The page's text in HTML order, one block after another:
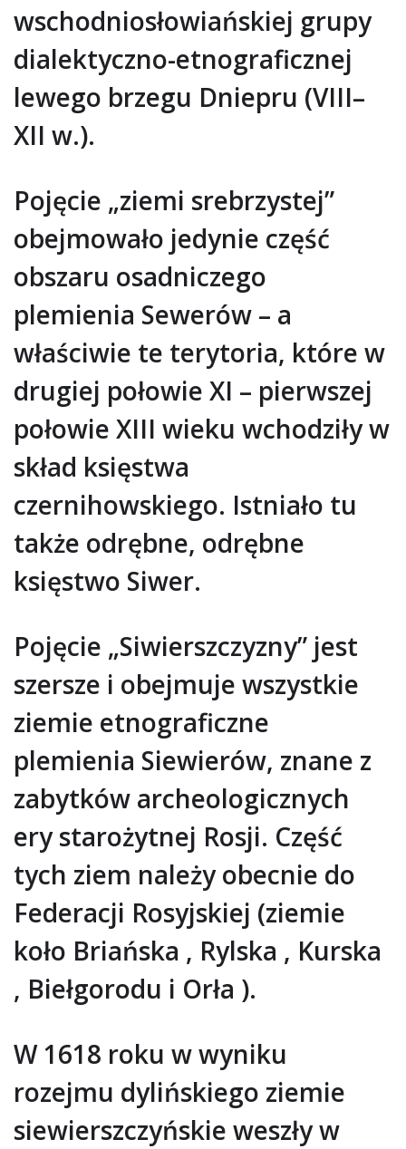
wschodniosłowiańskiej grupy
dialektyczno-etnograficznej
lewego brzegu Dniepru (VIII–
XII w.).
Pojęcie „ziemi srebrzystej”
obejmowało jedynie część
obszaru osadniczego
plemienia Sewerów – a
właściwie te terytoria, które w
drugiej połowie XI – pierwszej
połowie XIII wieku wchodziły w
skład księstwa
czernihowskiego. Istniało tu
także odrębne, odrębne
księstwo Siwer.
Pojęcie „Siwierszczyzny” jest
szersze i obejmuje wszystkie
ziemie etnograficzne
plemienia Siewierów, znane z
zabytków archeologicznych
ery starożytnej Rosji. Część
tych ziem należy obecnie do
Federacji Rosyjskiej (ziemie
koło Briańska , Rylska , Kurska
, Biełgorodu i Orła ).
W 1618 roku w wyniku
rozejmu dylińskiego ziemie
siewierszczyńskie weszły w